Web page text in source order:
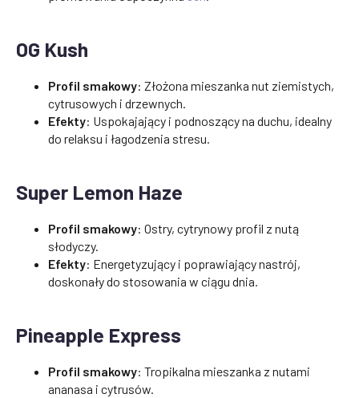
OG Kush
Profil smakowy: Złożona mieszanka nut ziemistych,
cytrusowych i drzewnych.
Efekty: Uspokajający i podnoszący na duchu, idealny
do relaksu i łagodzenia stresu.
Super Lemon Haze
Profil smakowy: Ostry, cytrynowy profil z nutą
słodyczy.
Efekty: Energetyzujący i poprawiający nastrój,
doskonały do stosowania w ciągu dnia.
Pineapple Express
Profil smakowy: Tropikalna mieszanka z nutami
ananasa i cytrusów.